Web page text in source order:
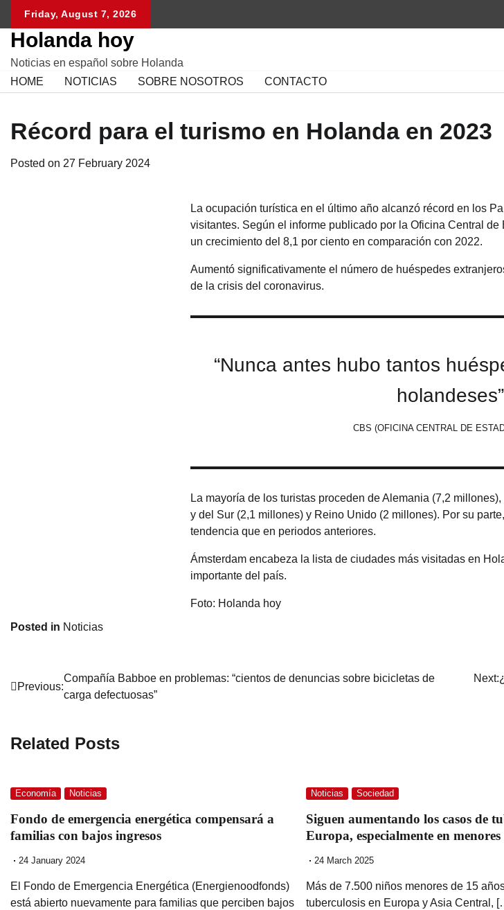
content
Friday, August 7, 2026
Holanda hoy
Noticias en español sobre Holanda
HOME
NOTICIAS SOBRE NOSOTROS CONTACTO
Récord para el turismo en Holanda en 2023
Posted on 27 February 2024
La ocupación turística en el último año alcanzó récord en los
visitantes. Según el informe publicado por la Oficina Central
un crecimiento del 8,1 por ciento en comparación con 2022.
Aumentó significativamente el número de huéspedes
de la crisis del coronavirus.
“Nunca antes hubo tantos
holandeses”
CBS (OFICINA CENTRAL DE
La mayoría de los turistas proceden de Alemania (7,2
y del Sur (2,1 millones) y Reino Unido (2 millones). Por su
tendencia que en periodos anteriores.
Ámsterdam encabeza la lista de ciudades más visitadas en
importante del país.
Foto: Holanda hoy
Posted in Noticias
Post
navigation
Previous:
Compañía Babboe en problemas: “cientos de denuncias sobre bicicletas de
carga defectuosas”
Next:
Related Posts
Economía Noticias
Fondo de emergencia energética compensará a
familias con bajos ingresos
24 January 2024
El Fondo de Emergencia Energética (Energienoodfonds)
está abierto nuevamente para familias que perciben bajos
Noticias Sociedad
Siguen aumentando los casos de
Europa, especialmente en menores
24 March 2025
Más de 7.500 niños menores de 15
tuberculosis en Europa y Asia Central,